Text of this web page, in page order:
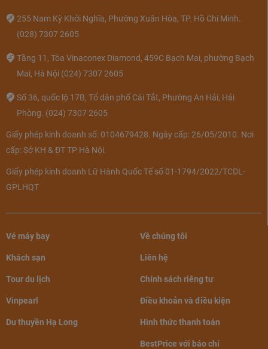
255 Nam Kỳ Khởi Nghĩa, Phường Xuân Hòa, TP. Hồ Chí Minh.
(028) 7307 2605
Tầng 11, Tòa Vinaconex Diamond, 459C Bạch Mai, phường Bạch
Mai, Hà Nội (024) 7307 2605
Số 36, quốc lộ 17B, Tổ dân phố Cái Tắt, Phường An Hải, Hải
Phòng. (024) 7307 2605
Giấy phép kinh doanh số: 0104679428. Ngày cấp: 26/05/2010. Nơi
cấp: Sở KH & ĐT TP Hà Nội.
Giấy phép kinh doanh Lữ Hành Quốc Tế số 01-1794/2022/TCDL-
GPLHQT
Vé máy bay
Khách sạn
Tour du lịch
Vinpearl
Du thuyền Hạ Long
Về chúng tôi
Liên hệ
Chính sách riêng tư
Điều khoản và điều kiện
Hình thức thanh toán
BestPrice với báo chí